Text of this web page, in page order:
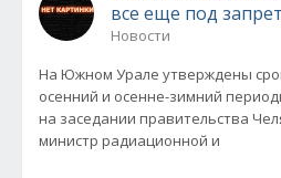
все еще под
Новости
На Южном Урале утверждены
осенний и осенне-зимний
на заседании правительства
министр радиационной и